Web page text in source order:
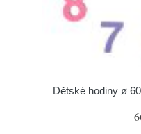
Dětské hodiny ø